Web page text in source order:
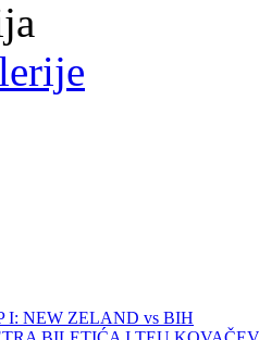
I: NEW ZELAND vs BIH